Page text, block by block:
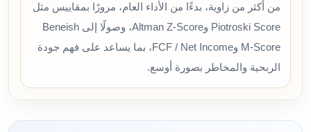
من أكثر من زاوية، بدءًا من الأداء العام، مرورًا بمقاييس مثل
Piotroski Score وAltman Z-Score، وصولًا إلى Beneish
M-Score وFCF / Net Income، بما يساعد على فهم جودة
الربحية والمخاطر بصورة أوسع.